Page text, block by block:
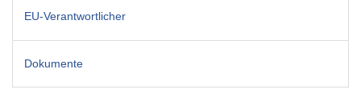
EU-Verantwortlicher
Dokumente